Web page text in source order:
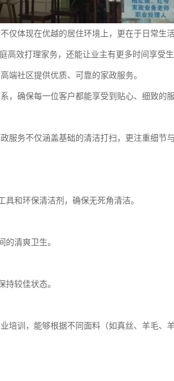
体现在优越的居住环境上，更在于日常生活
效打理家务，还能让业主有更多时间享受生
端社区提供优质、可靠的家政服务。
，确保每一位客户都能享受到贴心、细致的服
服务不仅涵盖基础的清洁打扫，更注重细节
和环保清洁剂，确保无死角清洁。
清爽卫生。
较佳状态。
培训，能够根据不同面料（如真丝、羊毛、